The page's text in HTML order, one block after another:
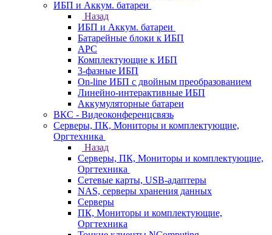
ИБП и Аккум. батареи
Назад
ИБП и Аккум. батареи
Батарейные блоки к ИБП
APC
Комплектующие к ИБП
3-фазные ИБП
On-line ИБП с двойным преобразованием
Линейно-интерактивные ИБП
Аккумуляторные батареи
ВКС - Видеоконференцсвязь
Серверы, ПК, Мониторы и комплектующие,
Оргтехника
Назад
Серверы, ПК, Мониторы и комплектующие,
Оргтехника
Сетевые карты, USB-адаптеры
NAS, серверы хранения данных
Серверы
ПК, Мониторы и комплектующие,
Оргтехника